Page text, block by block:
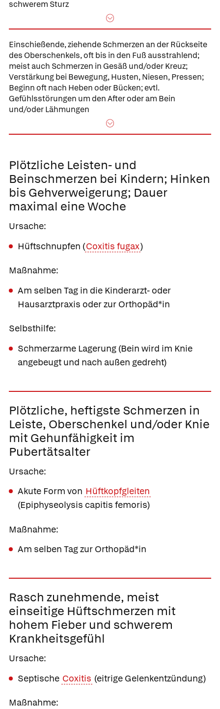
schwerem Sturz
Einschießende, ziehende Schmerzen an der Rückseite
des Oberschenkels, oft bis in den Fuß ausstrahlend;
meist auch Schmerzen in Gesäß und/oder Kreuz;
Verstärkung bei Bewegung, Husten, Niesen, Pressen;
Beginn oft nach Heben oder Bücken; evtl.
Gefühlsstörungen um den After oder am Bein
und/oder Lähmungen
Plötzliche Leisten- und
Beinschmerzen bei Kindern; Hinken
bis Gehverweigerung; Dauer
maximal eine Woche
Ursache:
Hüftschnupfen (Coxitis fugax)
Maßnahme:
Am selben Tag in die Kinderarzt- oder
Hausarztpraxis oder zur Orthopäd*in
Selbsthilfe:
Schmerzarme Lagerung (Bein wird im Knie
angebeugt und nach außen gedreht)
Plötzliche, heftigste Schmerzen in
Leiste, Oberschenkel und/oder Knie
mit Gehunfähigkeit im
Pubertätsalter
Ursache:
Akute Form von Hüftkopfgleiten
(Epiphyseolysis capitis femoris)
Maßnahme:
Am selben Tag zur Orthopäd*in
Rasch zunehmende, meist
einseitige Hüftschmerzen mit
hohem Fieber und schwerem
Krankheitsgefühl
Ursache:
Septische Coxitis (eitrige Gelenkentzündung)
Maßnahme: